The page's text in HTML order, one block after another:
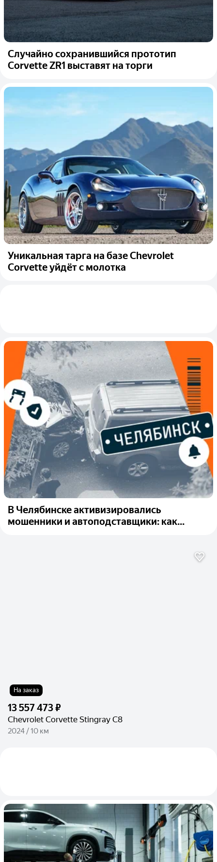
Случайно сохранившийся прототип
Corvette ZR1 выставят на торги
Уникальная тарга на базе Chevrolet
Corvette уйдёт с молотка
В Челябинске активизировались
мошенники и автоподставщики: как...
На заказ
13 557 473 ₽
Chevrolet Corvette Stingray C8
2024 / 10 км